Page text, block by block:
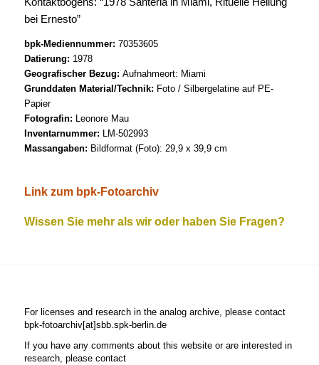
bei Ernesto”
bpk-Mediennummer: 70353605
Datierung: 1978
Geografischer Bezug: Aufnahmeort: Miami
Grunddaten Material/Technik: Foto / Silbergelatine auf PE-
Papier
Fotografin: Leonore Mau
Inventarnummer: LM-502993
Massangaben: Bildformat (Foto): 29,9 x 39,9 cm
Link zum bpk-Fotoarchiv
Wissen Sie mehr als wir oder haben Sie Fragen?
For licenses and research in the analog archive, please contact
bpk-fotoarchiv[at]sbb.spk-berlin.de
If you have any comments about this website or are interested in
research, please contact